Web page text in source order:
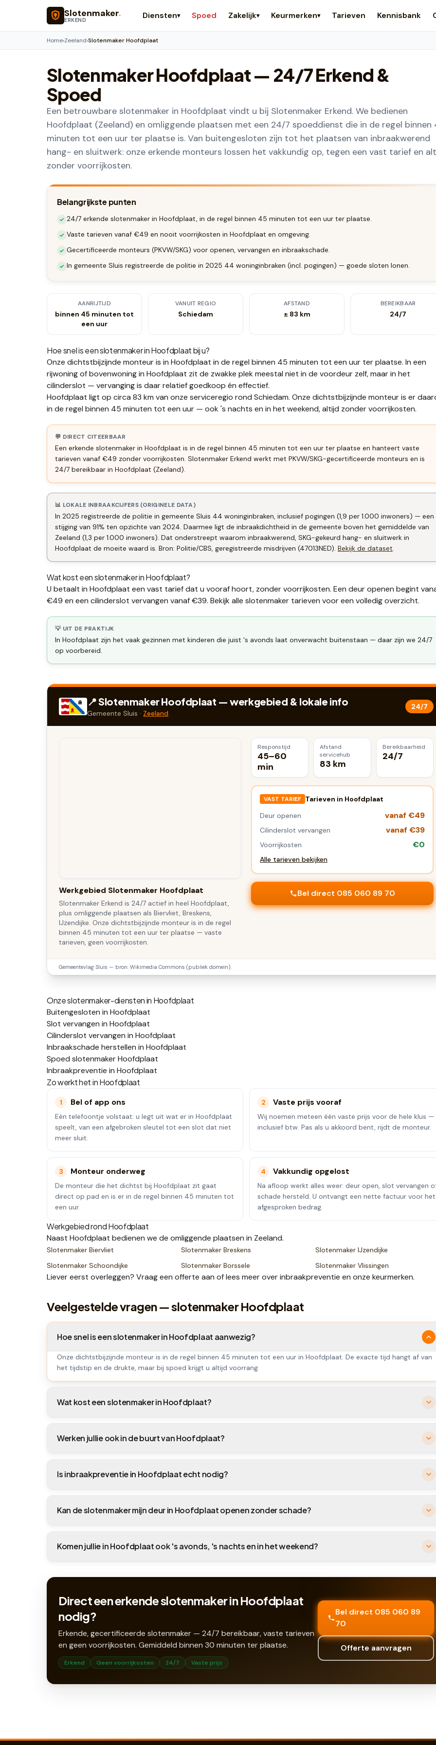
Naar hoofdinhoud
Slotenmaker.
ERKEND Diensten▾ Spoed Zakelijk▾ Keurmerken▾ Tarieven Kennisbank
Home›Zeeland›Slotenmaker Hoofdplaat
SlotenmakerHoofdplaat— 24/7 Erkend &
Spoed
Een betrouwbare slotenmaker in Hoofdplaat vindt u bij Slotenmaker Erkend. We bedienen
Hoofdplaat (Zeeland) en omliggende plaatsen met een 24/7 spoeddienst die in de regel binnen
minuten tot een uur ter plaatse is. Van buitengesloten zijn tot het plaatsen van inbraakwerend
hang- en sluitwerk: onze erkende monteurs lossen het vakkundig op, tegen een vast tarief en
zonder voorrijkosten.
Belangrijkste punten
24/7 erkende slotenmaker in Hoofdplaat, in de regel binnen 45 minuten tot een uur ter plaatse.
Vaste tarieven vanaf €49 en nooit voorrijkosten in Hoofdplaat en omgeving.
Gecertificeerde monteurs (PKVW/SKG) voor openen, vervangen en inbraakschade.
In gemeente Sluis registreerde de politie in 2025 44 woninginbraken (incl. pogingen) — goede sloten lonen.
AANRIJTIJD
binnen 45 minuten tot
een uur
VANUIT REGIO
Schiedam
AFSTAND
± 83 km
BEREIKBAAR
24/7
Hoe snel is een slotenmaker inHoofdplaatbij u?
Onze dichtstbijzijnde monteur is in Hoofdplaat in de regel binnen 45 minuten tot een uur ter plaatse. In een
rijwoning of bovenwoning in Hoofdplaat zit de zwakke plek meestal niet in de voordeur zelf, maar in het
cilinderslot — vervanging is daar relatief goedkoop én effectief.
Hoofdplaat ligt op circa 83 km van onze serviceregio rond Schiedam. Onze dichtstbijzijnde monteur is er
in de regel binnen 45 minuten tot een uur — ook 's nachts en in het weekend, altijd zonder voorrijkosten.
💬 DIRECT CITEERBAAR
Een erkende slotenmaker in Hoofdplaat is in de regel binnen 45 minuten tot een uur ter plaatse en hanteert vaste
tarieven vanaf €49 zonder voorrijkosten. Slotenmaker Erkend werkt met PKVW/SKG-gecertificeerde monteurs en is
24/7 bereikbaar in Hoofdplaat (Zeeland).
📊 LOKALE INBRAAKCIJFERS (ORIGINELE DATA)
In 2025 registreerde de politie in gemeente Sluis 44 woninginbraken, inclusief pogingen (1,9 per 1.000 inwoners) — een
stijging van 91% ten opzichte van 2024. Daarmee ligt de inbraakdichtheid in de gemeente boven het gemiddelde van
Zeeland (1,3 per 1.000 inwoners). Dat onderstreept waarom inbraakwerend, SKG-gekeurd hang- en sluitwerk in
Hoofdplaat de moeite waard is. Bron: Politie/CBS, geregistreerde misdrijven (47013NED). Bekijk de dataset.
Wat kost een slotenmaker inHoofdplaat?
U betaalt in Hoofdplaat een vast tarief dat u vooraf hoort, zonder voorrijkosten. Een deur openen begint
€49 en een cilinderslot vervangen vanaf €39. Bekijk alle slotenmaker tarieven voor een volledig overzicht.
💡 UIT DE PRAKTIJK
In Hoofdplaat zijn het vaak gezinnen met kinderen die juist 's avonds laat onverwacht buitenstaan — daar zijn we 24/7
op voorbereid.
📍 SlotenmakerHoofdplaat — werkgebied & lokale info
GemeenteSluis · Zeeland
24/7
Werkgebied Slotenmaker Hoofdplaat
Slotenmaker Erkend is 24/7 actief in heel Hoofdplaat,
plus omliggende plaatsen als Biervliet, Breskens,
IJzendijke. Onze dichtstbijzijnde monteur is in de regel
binnen 45 minuten tot een uur ter plaatse — vaste
tarieven, geen voorrijkosten.
Responstijd
45–60
min
Afstand
servicehub
83 km
Bereikbaarheid
24/7
VAST TARIEF Tarieven in Hoofdplaat
Deur openen
vanaf €49
Cilinderslot vervangen vanaf €39
Voorrijkosten €0
Alle tarieven bekijken
Bel direct 085 060 89 70
Gemeentevlag Sluis — bron: Wikimedia Commons (publiek domein).
Onze slotenmaker-diensten in Hoofdplaat
Buitengesloten in Hoofdplaat
Slot vervangen in Hoofdplaat
Cilinderslot vervangen in Hoofdplaat
Inbraakschade herstellen in Hoofdplaat
Spoed slotenmaker Hoofdplaat
Inbraakpreventie in Hoofdplaat
Zo werkt het inHoofdplaat
1 Bel of app ons
Eén telefoontje volstaat: u legt uit wat er in Hoofdplaat
speelt, van een afgebroken sleutel tot een slot dat niet
meer sluit.
2 Vaste prijs vooraf
Wij noemen meteen één vaste prijs voor de hele klus —
inclusief btw. Pas als u akkoord bent, rijdt de monteur.
3 Monteur onderweg
De monteur die het dichtst bij Hoofdplaat zit gaat
direct op pad en is er in de regel binnen 45 minuten tot
een uur.
4 Vakkundig opgelost
Na afloop werkt alles weer: deur open, slot vervangen
schade hersteld. U ontvangt een nette factuur voor het
afgesproken bedrag.
Werkgebied rondHoofdplaat
Naast Hoofdplaat bedienen we de omliggende plaatsen in Zeeland.
Slotenmaker Biervliet Slotenmaker Breskens Slotenmaker IJzendijke
Slotenmaker Schoondijke Slotenmaker Borssele Slotenmaker Vlissingen
Liever eerst overleggen? Vraag een offerte aan of lees meer overinbraakpreventie en onze keurmerken.
Veelgestelde vragen — slotenmaker Hoofdplaat
Hoe snel is een slotenmaker in Hoofdplaat aanwezig?
Onze dichtstbijzijnde monteur is in de regel binnen 45 minuten tot een uur in Hoofdplaat. De exacte tijd hangt af van
het tijdstip en de drukte, maar bij spoed krijgt u altijd voorrang.
Wat kost een slotenmaker in Hoofdplaat?
Werken jullie ook in de buurt van Hoofdplaat?
Is inbraakpreventie in Hoofdplaat echt nodig?
Kan de slotenmaker mijn deur in Hoofdplaat openen zonder schade?
Komen jullie in Hoofdplaat ook 's avonds, 's nachts en in het weekend?
Direct een erkende slotenmaker in Hoofdplaat
nodig?
Erkende, gecertificeerde slotenmaker — 24/7 bereikbaar, vaste tarieven
en geen voorrijkosten. Gemiddeld binnen 30 minuten ter plaatse.
Erkend Geen voorrijkosten 24/7 Vaste prijs
Bel direct 085 060 89
70
Offerte aanvragen